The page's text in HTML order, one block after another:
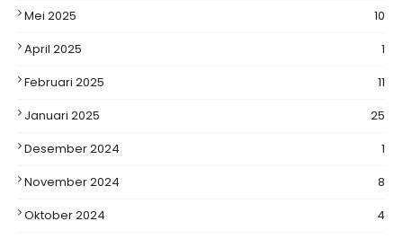
Mei 2025
10
April 2025
1
Februari 2025
11
Januari 2025
25
Desember 2024
1
November 2024
8
Oktober 2024
4